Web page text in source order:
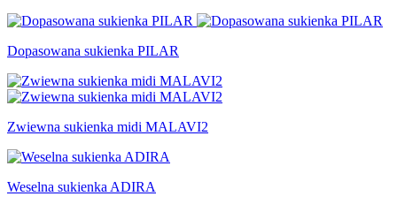
Dopasowana sukienka PILAR
Zwiewna sukienka midi MALAVI2
Weselna sukienka ADIRA